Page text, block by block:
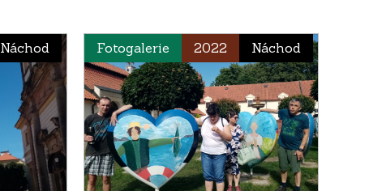
Náchod Fotogalerie 2022 Náchod